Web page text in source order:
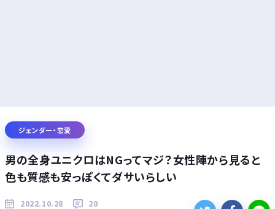
ジェンダー・恋愛
男の全身ユニクロはNGってマジ？女性陣から見ると
色も質感も安っぽくてダサいらしい
2022.10.28 20